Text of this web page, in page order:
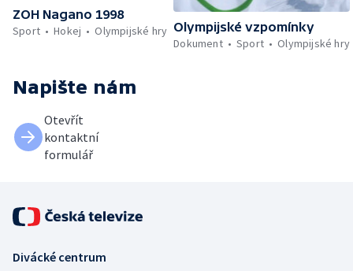
ZOH Nagano 1998
Sport
Hokej Olympijské hry Olympijské vzpomínky
Dokument
Sport Olympijské hry
Napište nám
Otevřít
kontaktní
formulář
Divácké centrum